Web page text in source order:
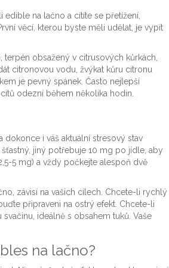
edible na lačno a cítíte se přetížení,
věcí, kterou byste měli udělat, je vypít
obsažený v citrusových kůrkách,
citronovou vodu, žvýkat kůru citronu
je pevný spánek. Často nejlepší
odezní během několika hodin.
dokonce i váš aktuální stresový stav
jiný potřebuje 10 mg po jídle, aby
5 mg) a vždy počkejte alespoň dvě
závisí na vašich cílech. Chcete-li rychlý
připraveni na ostrý efekt. Chcete-li
ideálně s obsahem tuků. Vaše
na lačno?